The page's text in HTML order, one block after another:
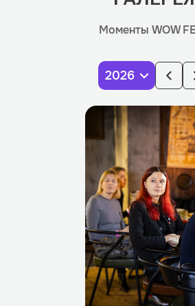
Моменты WOW
2026